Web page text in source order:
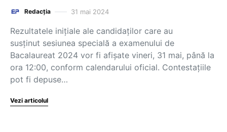
Redacția 31 mai 2024
Rezultatele inițiale ale candidaților care au
susținut sesiunea specială a examenului de
Bacalaureat 2024 vor fi afișate vineri, 31 mai, până la
ora 12:00, conform calendarului oficial. Contestațiile
pot fi depuse…
Vezi articolul